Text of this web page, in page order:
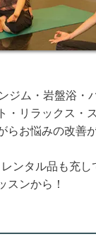
ジム・岩盤浴・
・リラックス・
お悩みの改善
ンタル品も充し
スンから！